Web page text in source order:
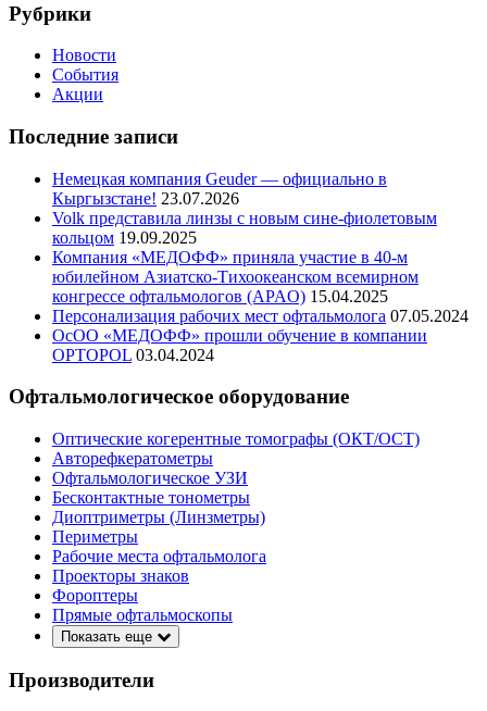
Рубрики
Новости
События
Акции
Последние записи
Немецкая компания Geuder — официально в
Кыргызстане! 23.07.2026
Volk представила линзы с новым сине-фиолетовым
кольцом 19.09.2025
Компания «МЕДОФФ» приняла участие в 40-м
юбилейном Азиатско-Тихоокеанском всемирном
конгрессе офтальмологов (APAO) 15.04.2025
Персонализация рабочих мест офтальмолога 07.05.2024
ОсОО «МЕДОФФ» прошли обучение в компании
OPTOPOL 03.04.2024
Офтальмологическое оборудование
Оптические когерентные томографы (ОКТ/ОСТ)
Авторефкератометры
Офтальмологическое УЗИ
Бесконтактные тонометры
Диоптриметры (Линзметры)
Периметры
Рабочие места офтальмолога
Проекторы знаков
Фороптеры
Прямые офтальмоскопы
Показать еще
Производители